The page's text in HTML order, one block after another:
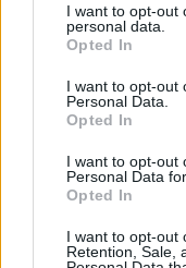
not limited to your
grant or deny
use your data for
consent section.
I want to opt-out
personal data.
Opted In
I want to opt-out
Personal Data.
Opted In
I want to opt-out
Personal Data
Opted In
I want to opt-out
Retention, Sale,
műtárgyegyüttes a
épületéhez: Köves
helyszíne: K.A.S.